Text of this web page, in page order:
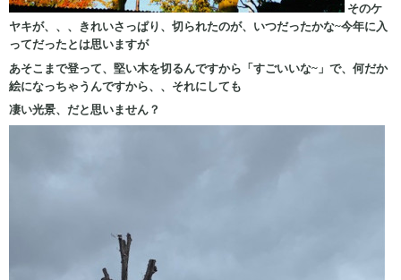
そのケ
ヤキが、、、きれいさっぱり、切られたのが、いつだったかな~今年に入
ってだったとは思いますが
あそこまで登って、堅い木を切るんですから「すごいいな~」で、何だか
絵になっちゃうんですから、、それにしても
凄い光景、だと思いません？